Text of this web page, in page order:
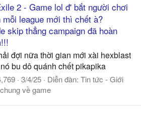
2 - Game lol đ' bắt người chơi
league mới thì chết à?
skip thẳng campaign đã hoàn
đợi nữa thời gian mới xài hexblast
bu dô quánh chết pikapika
3/4/25 Diễn đàn: Tin tức - Giới
về game